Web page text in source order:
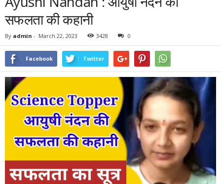
सफलता की कहानी
By admin - March 22, 2023 3428 0
Facebook Twitter